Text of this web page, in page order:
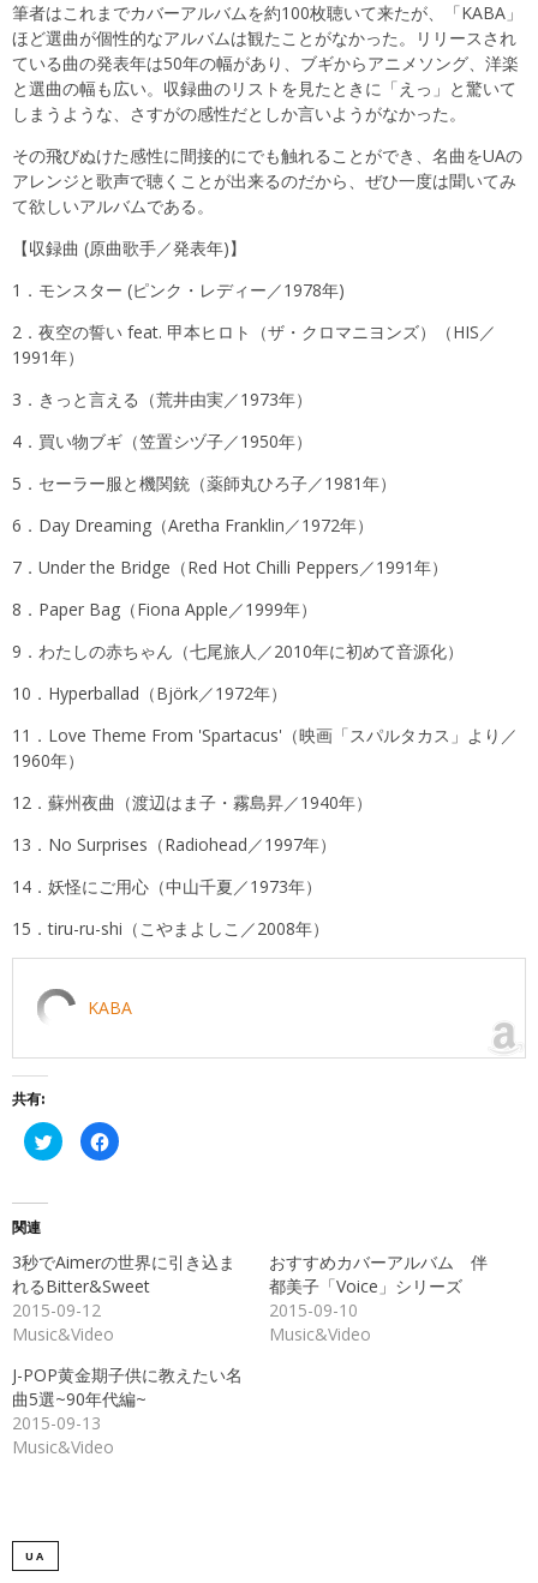
筆者はこれまでカバーアルバムを約100枚聴いて来たが、「KABA」
ほど選曲が個性的なアルバムは観たことがなかった。リリースされ
ている曲の発表年は50年の幅があり、ブギからアニメソング、洋楽
と選曲の幅も広い。収録曲のリストを見たときに「えっ」と驚いて
しまうような、さすがの感性だとしか言いようがなかった。
その飛びぬけた感性に間接的にでも触れることができ、名曲をUAの
アレンジと歌声で聴くことが出来るのだから、ぜひ一度は聞いてみ
て欲しいアルバムである。
【収録曲 (原曲歌手／発表年)】
1．モンスター (ピンク・レディー／1978年)
2．夜空の誓い feat. 甲本ヒロト（ザ・クロマニヨンズ）（HIS／
1991年）
3．きっと言える（荒井由実／1973年）
4．買い物ブギ（笠置シヅ子／1950年）
5．セーラー服と機関銃（薬師丸ひろ子／1981年）
6．Day Dreaming（Aretha Franklin／1972年）
7．Under the Bridge（Red Hot Chilli Peppers／1991年）
8．Paper Bag（Fiona Apple／1999年）
9．わたしの赤ちゃん（七尾旅人／2010年に初めて音源化）
10．Hyperballad（Björk／1972年）
11．Love Theme From 'Spartacus'（映画「スパルタカス」より／
1960年）
12．蘇州夜曲（渡辺はま子・霧島昇／1940年）
13．No Surprises（Radiohead／1997年）
14．妖怪にご用心（中山千夏／1973年）
15．tiru-ru-shi（こやまよしこ／2008年）
KABA
共有:
ク
リ
共
有
(新
し
い
ウ
ィ
ド
ウ
で
開
き
ま
す)
Facebook
で
ク
リ
ッ
ク
く
さ
い
(新
し
ウ
ィ
関連
3秒でAimerの世界に引き込ま
れるBitter&Sweet
2015-09-12
Music&Video
おすすめカバーアルバム 伴
都美子「Voice」シリーズ
2015-09-10
Music&Video
J-POP黄金期子供に教えたい名
曲5選~90年代編~
2015-09-13
Music&Video
UA